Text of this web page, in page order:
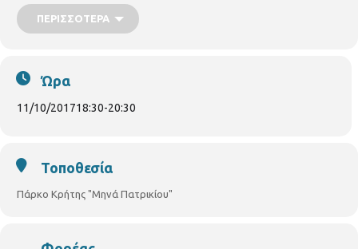
ΠΕΡΙΣΣΌΤΕΡΑ
Ώρα
11/10/201718:30-20:30
Τοποθεσία
Πάρκο Κρήτης "Μηνά Πατρικίου"